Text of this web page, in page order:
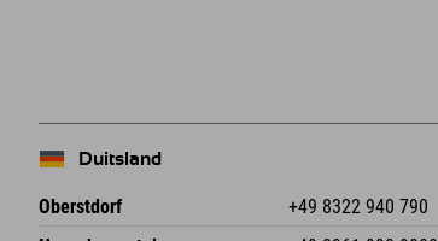
Duitsland
Oberstdorf +49 8322 940 790